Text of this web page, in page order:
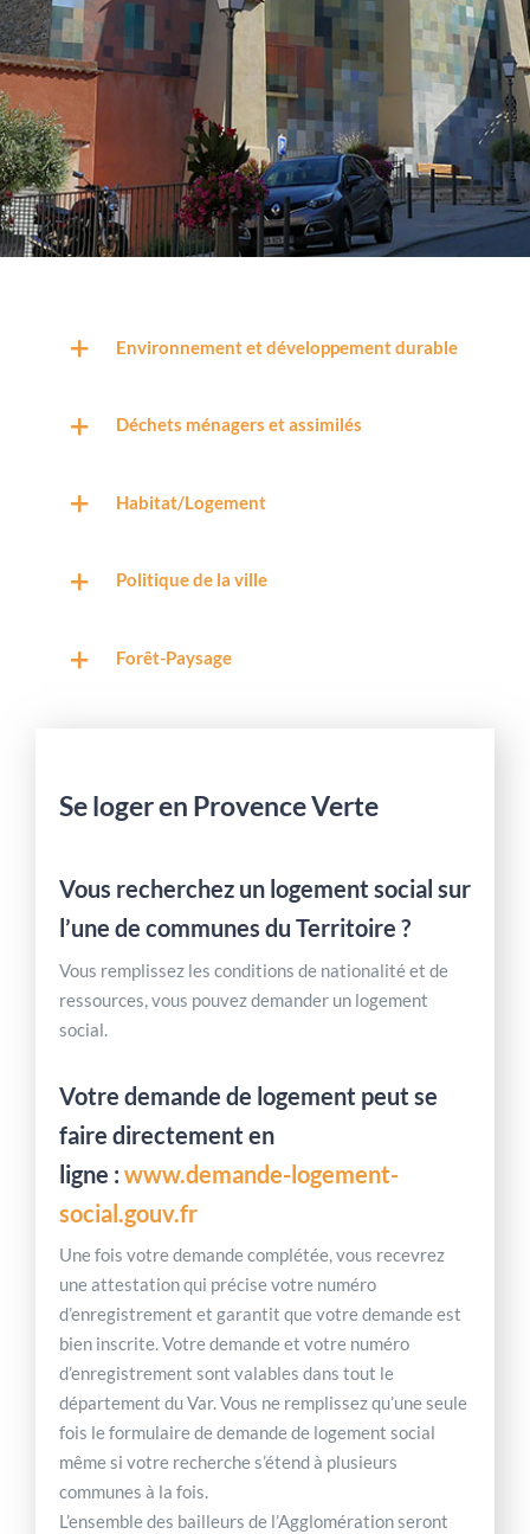
Environnement et développement durable
Déchets ménagers et assimilés
Habitat/Logement
Politique de la ville
Forêt-Paysage
Se loger en Provence Verte
Vous recherchez un logement social sur
l’une de communes du Territoire ?
Vous remplissez les conditions de nationalité et de
ressources, vous pouvez demander un logement
social.
Votre demande de logement peut se
faire directement en
ligne : www.demande-logement-
social.gouv.fr
Une fois votre demande complétée, vous recevrez
une attestation qui précise votre numéro
d’enregistrement et garantit que votre demande est
bien inscrite. Votre demande et votre numéro
d’enregistrement sont valables dans tout le
département du Var. Vous ne remplissez qu’une seule
fois le formulaire de demande de logement social
même si votre recherche s’étend à plusieurs
communes à la fois.
L’ensemble des bailleurs de l’Agglomération seront